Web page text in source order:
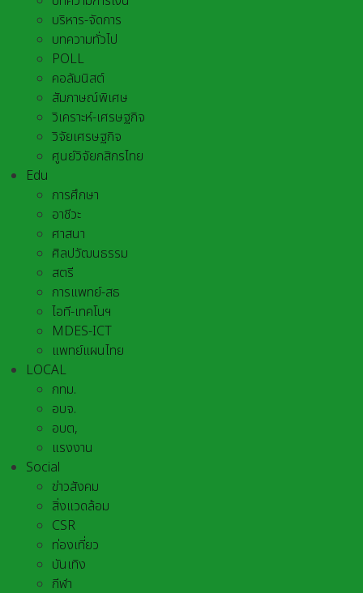
บริหาร-จัดการ
บทความทั่วไป
POLL
คอลัมนิสต์
สัมภาษณ์พิเศษ
วิเคราะห์-เศรษฐกิจ
วิจัยเศรษฐกิจ
ศูนย์วิจัยกสิกรไทย
Edu
การศึกษา
อาชีวะ
ศาสนา
ศิลปวัฒนธรรม
สตรี
การแพทย์-สธ
ไอที-เทคโนฯ
MDES-ICT
แพทย์แผนไทย
LOCAL
กทม.
อบจ.
อบต,
แรงงาน
Social
ข่าวสังคม
สิ่งแวดล้อม
CSR
ท่องเที่ยว
บันเทิง
กีฬา